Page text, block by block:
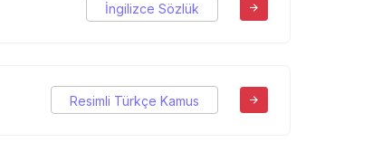
İngilizce Sözlük
Resimli Türkçe Kamus